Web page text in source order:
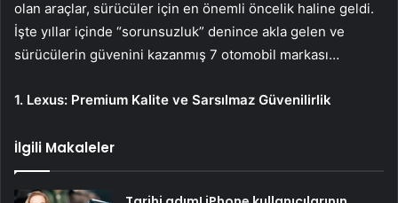
olan araçlar, sürücüler için en önemli öncelik haline geldi.
İşte yıllar içinde “sorunsuzluk” denince akla gelen ve
sürücülerin güvenini kazanmış 7 otomobil markası…
1. Lexus: Premium Kalite ve Sarsılmaz Güvenilirlik
İlgili Makaleler